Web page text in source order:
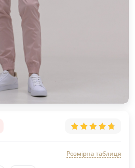
Розмірна таблиця